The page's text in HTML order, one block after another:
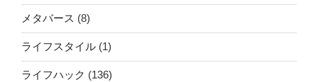
メタバース (8)
ライフスタイル (1)
ライフハック (136)